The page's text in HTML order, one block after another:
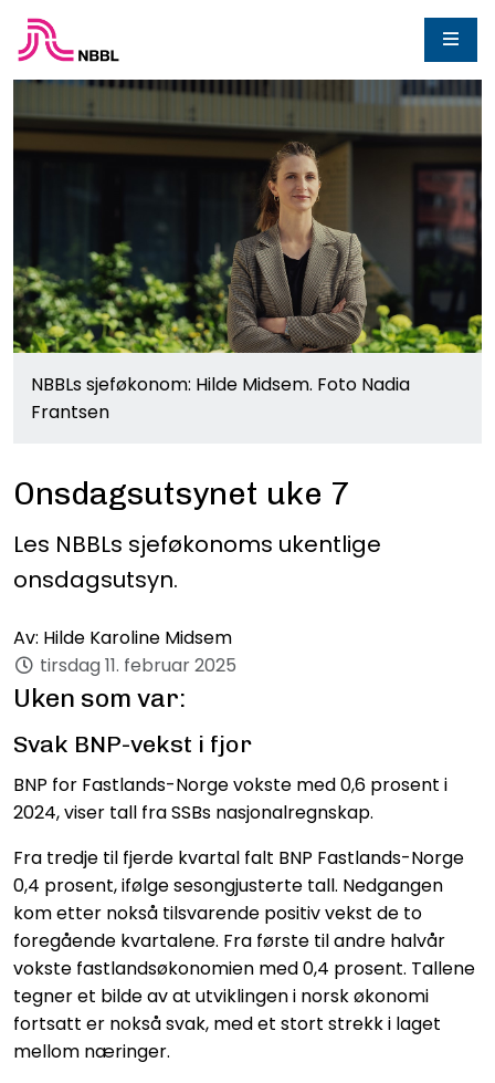
NBBLs sjeføkonom: Hilde Midsem. Foto Nadia
Frantsen
Onsdagsutsynet uke 7
Les NBBLs sjeføkonoms ukentlige
onsdagsutsyn.
Av: Hilde Karoline Midsem
tirsdag 11. februar 2025
Uken som var:
Svak BNP-vekst i fjor
BNP for Fastlands-Norge vokste med 0,6 prosent i
2024, viser tall fra SSBs nasjonalregnskap.
Fra tredje til fjerde kvartal falt BNP Fastlands-Norge
0,4 prosent, ifølge sesongjusterte tall. Nedgangen
kom etter nokså tilsvarende positiv vekst de to
foregående kvartalene. Fra første til andre halvår
vokste fastlandsøkonomien med 0,4 prosent. Tallene
tegner et bilde av at utviklingen i norsk økonomi
fortsatt er nokså svak, med et stort strekk i laget
mellom næringer.